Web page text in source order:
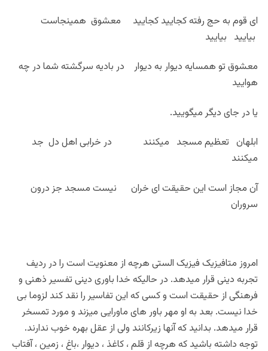
ای قوم به حج رفته کجایید کجایید
معشوق همینجاست
بیایید بیایید
معشوق تو همسایه دیوار به دیوار در بادیه سرگشته شما در چه
هوایید
یا در جای دیگر میگویید.
ابلهان تعظیم مسجد میکنند در خرابی اهل دل جد
میکنند
آن مجاز است این حقیقت ای خران نیست مسجد جز درون
سروران
امروز متافیزیک فیزیک الستی هرچه از معنویت است را در ردیف
تجربه دینی قرار میدهد. در حالیکه خدا باوری دینی تفسیر ذهنی و
فرهنگی از حقیقت است و کسی که این تفاسیر را نقد کند لزوما بی
خدا نیست. بعد به او مهر باور های ماورایی میزند و مورد تمسخر
قرار میدهد. بدانید که آنها زیرکانند ولی از عقل بهره خوب ندارند.
توجه داشته باشید که هرچه از قلم ، کاغذ ، دیوار ،باغ ، زمین ، آفتاب